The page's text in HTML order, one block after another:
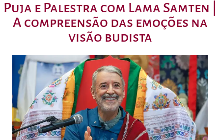
Puja e Palestra com Lama Samten |
A compreensão das emoções na
visão budista